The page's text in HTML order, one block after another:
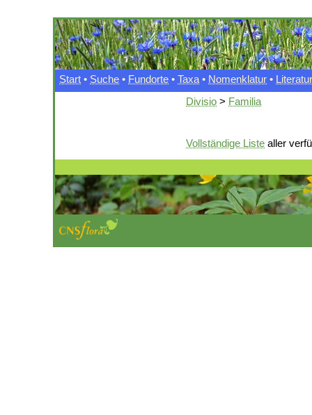
Start • Suche • Fundorte • Taxa • Nomenklatur • Literatur
Divisio > Familia
Vollständige Liste aller